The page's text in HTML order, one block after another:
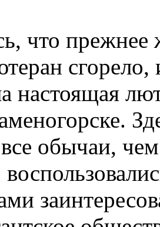
что
настоящая
обычаи,